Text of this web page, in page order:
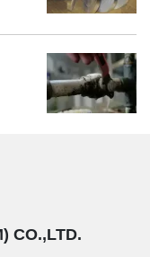
CO.,LTD.